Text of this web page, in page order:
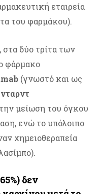
εταιρεία
του φαρμάκου).
στα δύο τρίτα των
φάρμακο
(γνωστό και ως
μείωση του όγκου
ενώ το υπόλοιπο
χημειοθεραπεία
δεν